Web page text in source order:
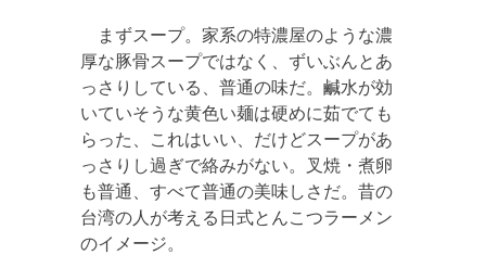
まずスープ。家系の特濃屋のような濃
厚な豚骨スープではなく、ずいぶんとあ
っさりしている、普通の味だ。鹹水が効
いていそうな黄色い麺は硬めに茹でても
らった、これはいい、だけどスープがあ
っさりし過ぎで絡みがない。叉焼・煮卵
も普通、すべて普通の美味しさだ。昔の
台湾の人が考える日式とんこつラーメン
のイメージ。